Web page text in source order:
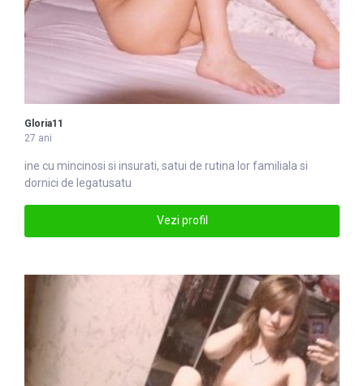
Gloria11
27 ani
ine cu mincinosi si insurati, satui de rutina lor familiala si
dornici de legatusatu
Vezi profil